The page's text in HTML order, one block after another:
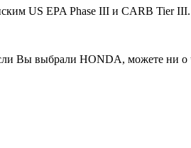
US EPA Phase III и CARB Tier III.
Вы выбрали HONDA, можете ни о